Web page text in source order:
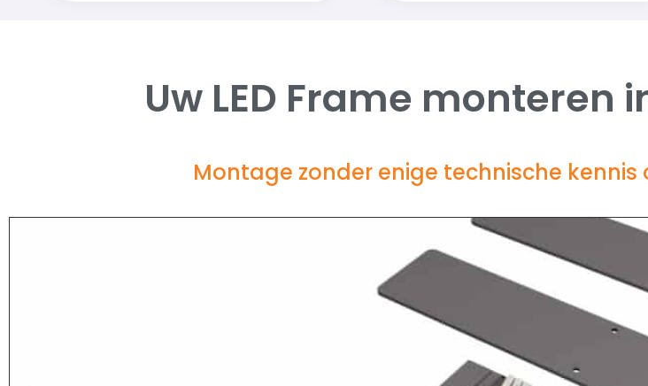
Uw LED Frame monteren
Montage zonder enige technische